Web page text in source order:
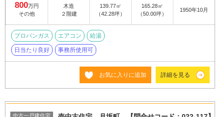
800万円
その他
木造
２階建
139.77㎡
（42.28坪）
165.28㎡
（50.00坪）
1950年10月
プロパンガス エアコン 給湯
日当たり良好 事務所使用可
お気に入りに追加 詳細を見る
中古一戸建住宅